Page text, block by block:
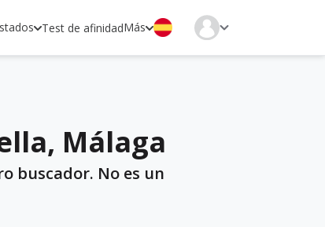
Test de afinidadMás
Málaga
buscador. No es un